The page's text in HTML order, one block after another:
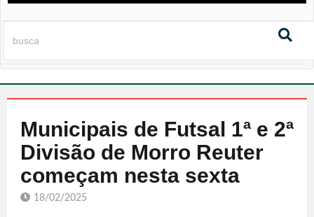
Municipais de Futsal 1ª e 2ª
Divisão de Morro Reuter
começam nesta sexta
18/02/2025